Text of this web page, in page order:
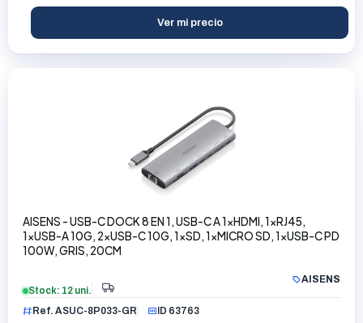
Ver mi precio
AISENS - USB-C DOCK 8 EN 1, USB-C A 1xHDMI, 1xRJ45,
1xUSB-A 10G, 2xUSB-C 10G, 1xSD, 1xMICRO SD, 1xUSB-C PD
100W, GRIS, 20CM
AISENS
Stock: 12 uni.
Ref. ASUC-8P033-GR
ID 63763